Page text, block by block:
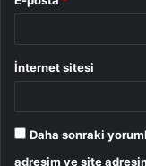
İnternet sitesi
Daha sonraki
adresim ve site